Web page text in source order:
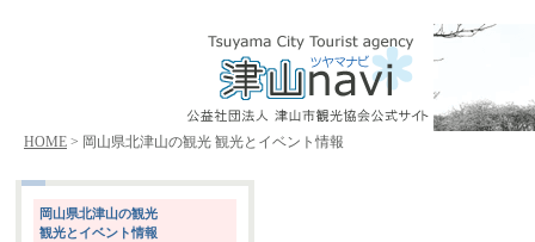
HOME > 岡山県北津山の観光 観光とイベント情報
岡山県北津山の観光
観光とイベント情報